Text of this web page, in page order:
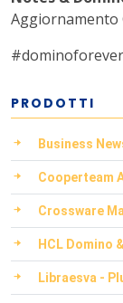
Aggiornamento
#dominoforever
PRODOTTI
Business
Cooperteam
Crossware
HCL Domino
Libraesva -